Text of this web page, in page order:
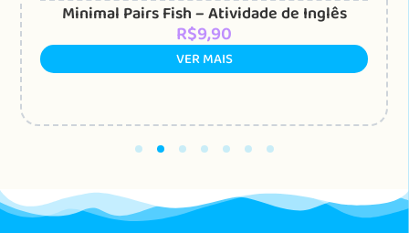
Minimal Pairs Fish – Atividade de Inglês
R$9,90
VER MAIS